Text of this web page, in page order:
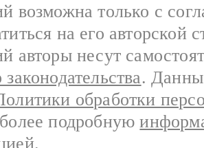
возможна только с
на его авторской
авторы несут
.
обработки
подробную
.